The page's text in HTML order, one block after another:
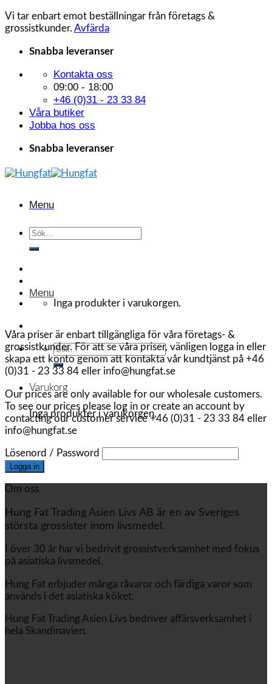
Vi tar enbart emot beställningar från företags &
grossistkunder. Avfärda
Skip
content
Snabba leveranser
Kontakta oss
09:00 - 18:00
+46 (0)31 - 23 33 84
Våra butiker
Jobba hos oss
Snabba leveranser
Menu
Sök
Inga produkter i varukorgen.
Sök
efter:
Varukorg
Inga produkter i varukorgen.
Menu
Våra priser är enbart tillgängliga för våra företags- &
grossistkunder. För att se våra priser, vänligen logga in eller
skapa ett konto genom att kontakta vår kundtjänst på +46
(0)31 - 23 33 84 eller info@hungfat.se
Our prices are only available for our wholesale customers.
To see our prices please log in or create an account by
contacting our customer service +46 (0)31 - 23 33 84 eller
info@hungfat.se
Lösenord / Password
Om oss
Hung Fat Trading Asien Livs AB är en av Sveriges
största grossister inom livsmedel.
I över 30 år har vi bedrivit grossistverksamhet med fokus
på asiatiska livsmedel.
Hung Fat erbjuder många råvaror och färdiga varor som
används i det asiatiska köket.
Hung Fat Trading Asien Livs bedriver affärsverksamhet i
hela Skandinavien.